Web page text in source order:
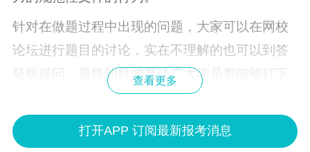
针对在做题过程中出现的问题，大家可以在网校
论坛进行题目的讨论，实在不理解的也可以到答
疑板提问，最终的目的是让广大学员都能够打下
一个坚实的基础，为以后的深入学习作好充分的
准备。大家要好好把握，认真练习和测试，以求
达到良好的练习效果。
查看更多
打开APP 订阅最新报考消息